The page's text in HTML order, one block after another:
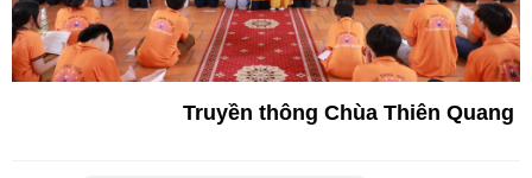
Truyền thông Chùa Thiên Quang